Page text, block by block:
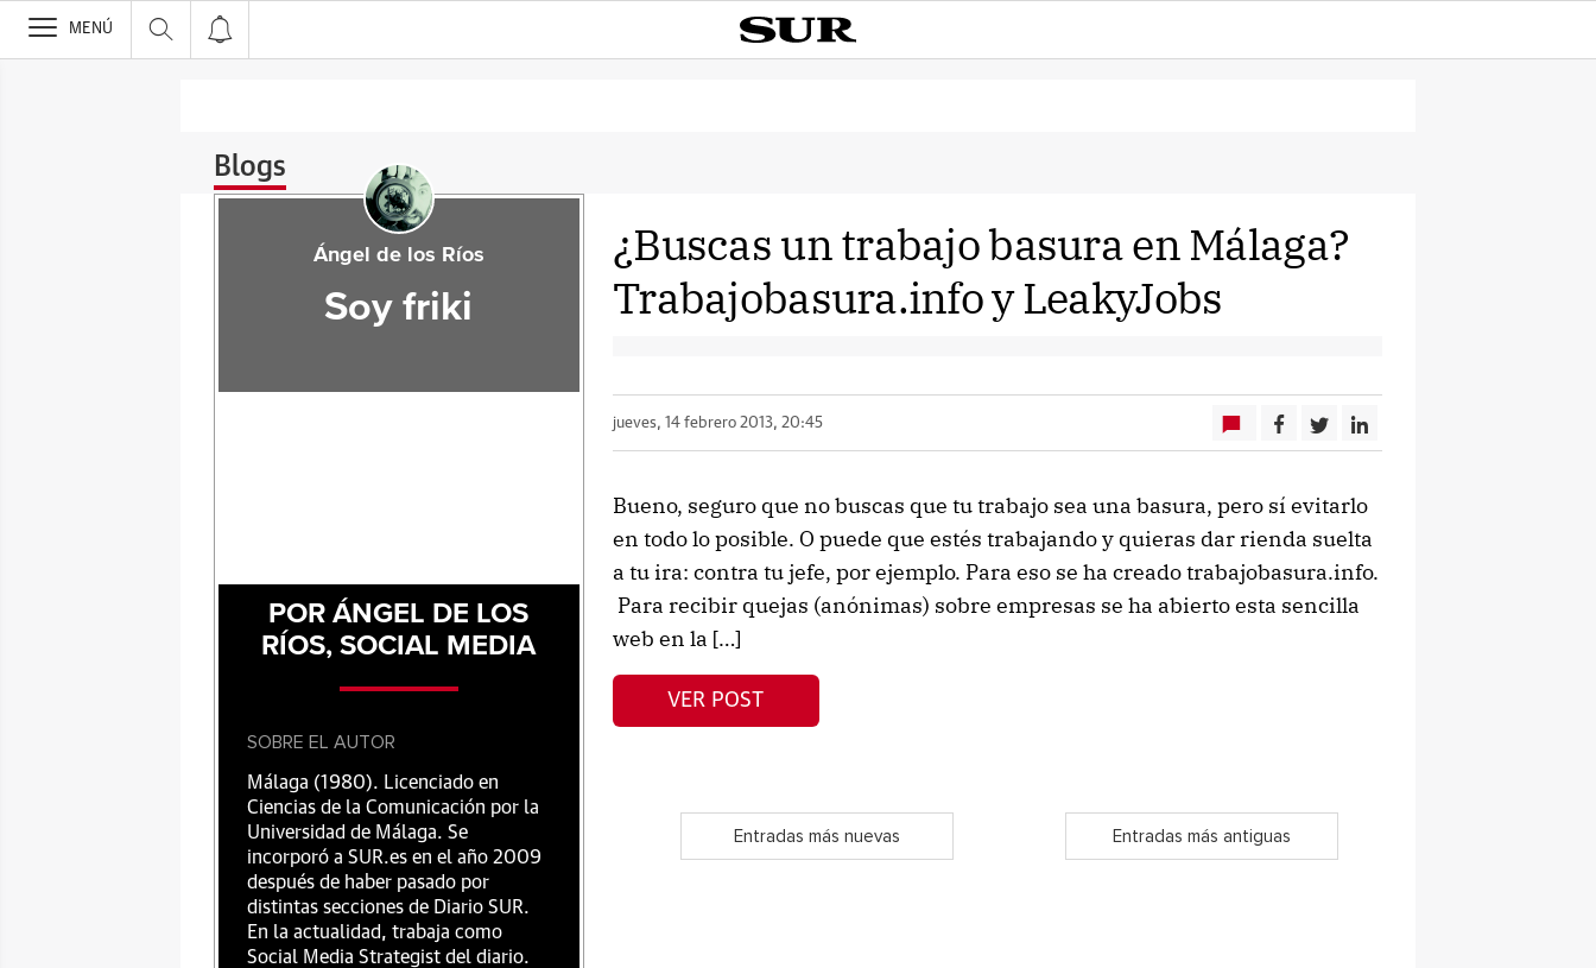
>
MENÚ
Blogs
¿Buscas un trabajo basura en Málaga?
Trabajobasura.info y LeakyJobs
jueves, 14 febrero 2013, 20:45
Bueno, seguro que no buscas que tu trabajo sea una basura, pero sí evitarlo
en todo lo posible. O puede que estés trabajando y quieras dar rienda suelta
a tu ira: contra tu jefe, por ejemplo. Para eso se ha creado trabajobasura.info.
Para recibir quejas (anónimas) sobre empresas se ha abierto esta sencilla
web en la […]
VER POST
Entradas más nuevas Entradas más antiguas
Ángel de los Ríos
Soy friki
POR ÁNGEL DE LOS
RÍOS, SOCIAL MEDIA
SOBRE EL AUTOR
Málaga (1980). Licenciado en
Ciencias de la Comunicación por la
Universidad de Málaga. Se
incorporó a SUR.es en el año 2009
después de haber pasado por
distintas secciones de Diario SUR.
En la actualidad, trabaja como
Social Media Strategist del diario.